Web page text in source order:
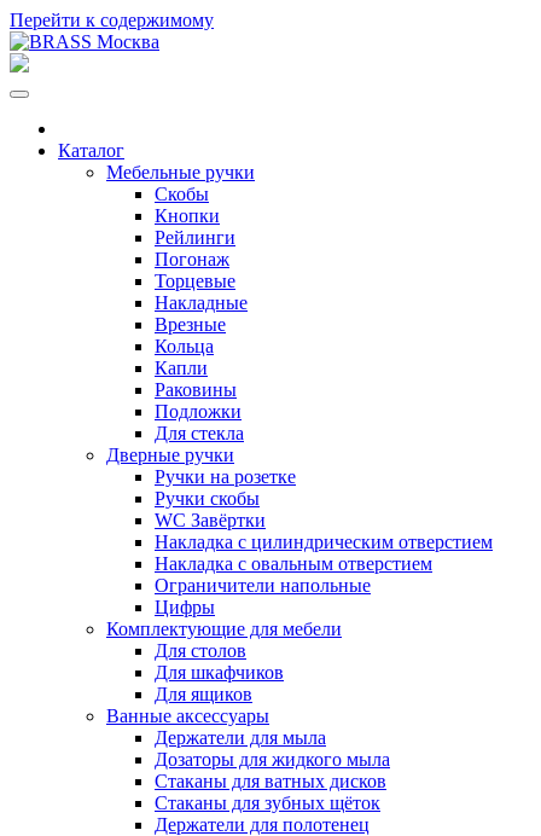
Перейти к содержимому
Каталог
Мебельные ручки
Скобы
Кнопки
Рейлинги
Погонаж
Торцевые
Накладные
Врезные
Кольца
Капли
Раковины
Подложки
Для стекла
Дверные ручки
Ручки на розетке
Ручки скобы
WC Завёртки
Накладка с цилиндрическим отверстием
Накладка с овальным отверстием
Ограничители напольные
Цифры
Комплектующие для мебели
Для столов
Для шкафчиков
Для ящиков
Ванные аксессуары
Держатели для мыла
Дозаторы для жидкого мыла
Стаканы для ватных дисков
Стаканы для зубных щёток
Держатели для полотенец